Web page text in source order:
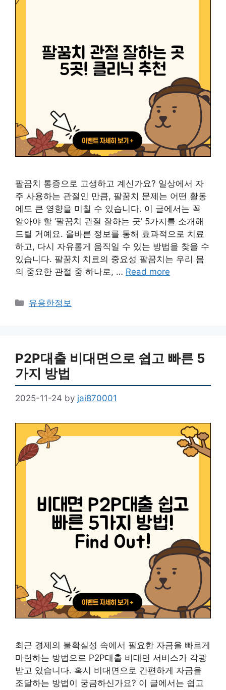
팔꿈치 통증으로 고생하고 계신가요? 일상에서 자
주 사용하는 관절인 만큼, 팔꿈치 문제는 어떤 활동
에도 큰 영향을 미칠 수 있습니다. 이 글에서는 꼭
알아야 할 ‘팔꿈치 관절 잘하는 곳’ 5가지를 소개해
드릴 거예요. 올바른 정보를 통해 효과적으로 치료
하고, 다시 자유롭게 움직일 수 있는 방법을 찾을 수
있습니다. 팔꿈치 치료의 중요성 팔꿈치는 우리 몸
의 중요한 관절 중 하나로, … Read more
Categories
유용한정보
P2P대출 비대면으로 쉽고 빠른 5
가지 방법
2025-11-24 by jai870001
최근 경제의 불확실성 속에서 필요한 자금을 빠르게
마련하는 방법으로 P2P대출 비대면 서비스가 각광
받고 있습니다. 혹시 비대면으로 간편하게 자금을
조달하는 방법이 궁금하신가요? 이 글에서는 쉽고